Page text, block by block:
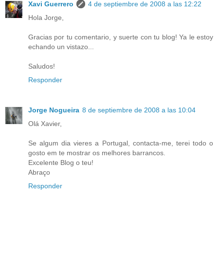
Xavi Guerrero
4 de septiembre de 2008 a las 12:22
Hola Jorge,
Gracias por tu comentario, y suerte con tu blog! Ya le estoy
echando un vistazo...
Saludos!
Responder
Jorge Nogueira 8 de septiembre de 2008 a las 10:04
Olá Xavier,
Se algum dia vieres a Portugal, contacta-me, terei todo o
gosto em te mostrar os melhores barrancos.
Excelente Blog o teu!
Abraço
Responder